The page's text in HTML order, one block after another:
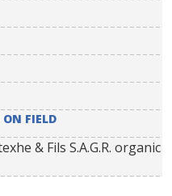
ON FIELD
& Fils S.A.G.R. organic